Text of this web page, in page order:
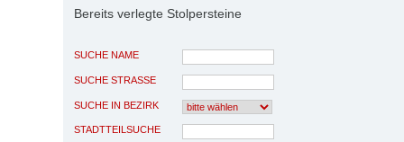
Bereits verlegte Stolpersteine
SUCHE NAME
SUCHE STRASSE
SUCHE IN BEZIRK
STADTTEILSUCHE